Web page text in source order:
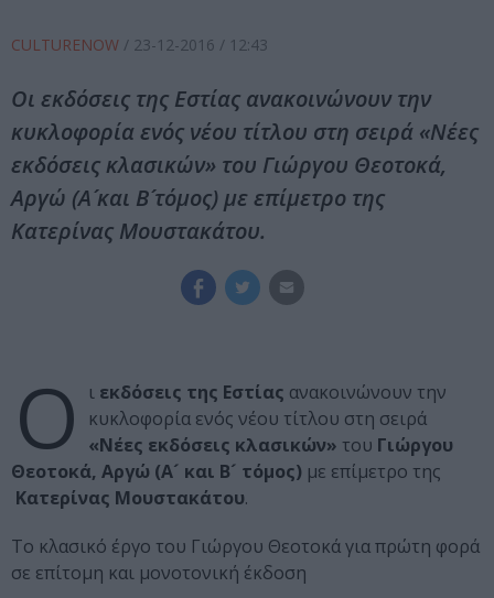
CULTURENOW / 23-12-2016 / 12:43
Οι εκδόσεις της Εστίας ανακοινώνουν την
κυκλοφορία ενός νέου τίτλου στη σειρά «Νέες
εκδόσεις κλασικών» του Γιώργου Θεοτοκά,
Αργώ (Α´ και Β´ τόμος) με επίμετρο της
Κατερίνας Μουστακάτου.
Ο ι εκδόσεις της Εστίας ανακοινώνουν την
κυκλοφορία ενός νέου τίτλου στη σειρά
«Νέες εκδόσεις κλασικών» του Γιώργου
Θεοτοκά, Αργώ (Α´ και Β´ τόμος) με επίμετρο της
Κατερίνας Μουστακάτου.
Το κλασικό έργο του Γιώργου Θεοτοκά για πρώτη φορά
σε επίτομη και μονοτονική έκδοση